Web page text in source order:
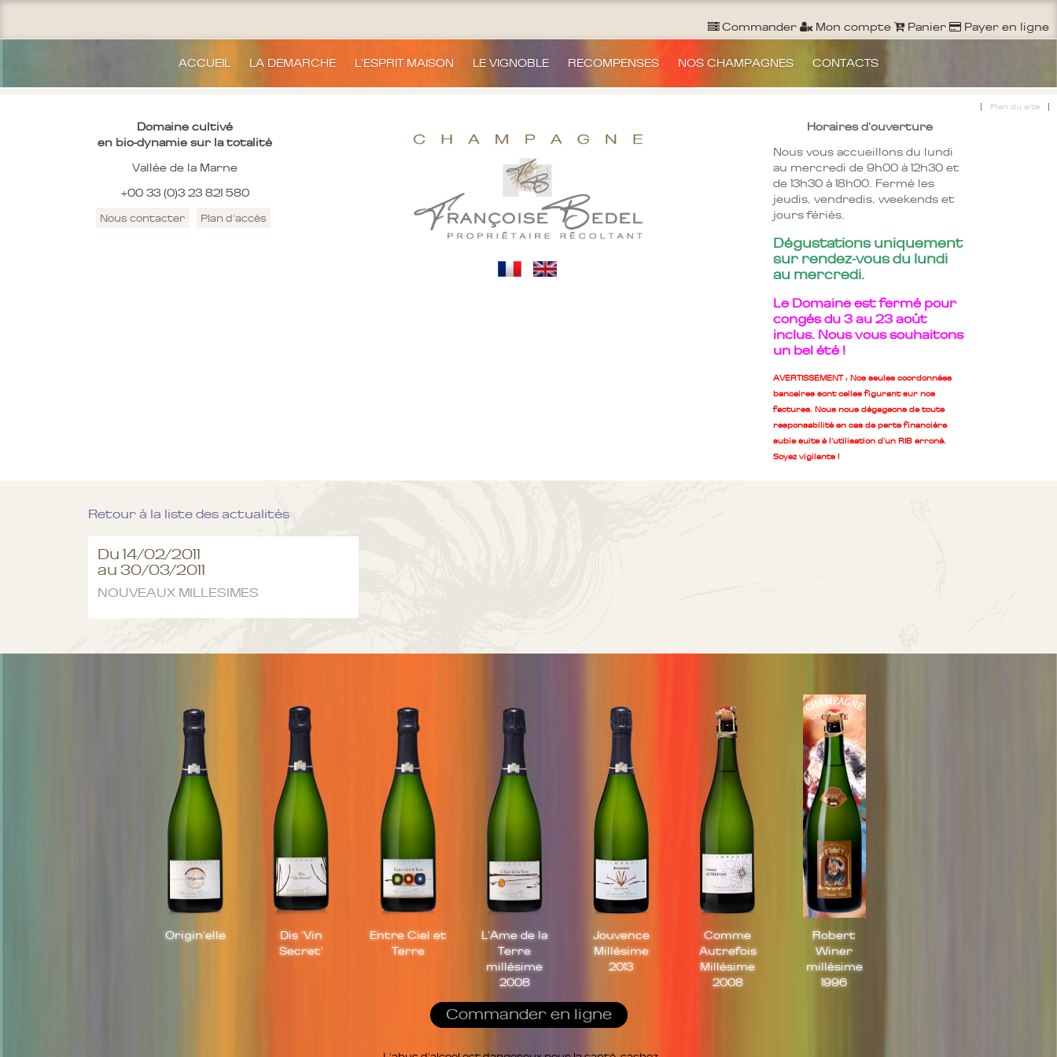
Commander Mon compte Panier Payer en ligne
ACCUEIL LA DEMARCHE L'ESPRIT MAISON LE VIGNOBLE RECOMPENSES NOS CHAMPAGNES CONTACTS
| Plan du site |
Domaine cultivé
en bio-dynamie sur la totalité
Vallée de la Marne
+00 33 (0)3 23 821 580
Nous contacter Plan d'accès
Horaires d'ouverture
Nous vous accueillons du lundi
au mercredi de 9h00 à 12h30 et
de 13h30 à 18h00. Fermé les
jeudis, vendredis, weekends et
jours fériés.
Dégustations uniquement
sur rendez-vous du lundi
au mercredi.
Le Domaine est fermé pour
congés du 3 au 23 août
inclus. Nous vous souhaitons
un bel été !
AVERTISSEMENT : Nos seules coordonnées
bancaires sont celles figurant sur nos
factures. Nous nous dégageons de toute
responsabilité en cas de perte financière
subie suite à l'utilisation d'un RIB erroné.
Soyez vigilants !
Retour à la liste des actualités
Du 14/02/2011
au 30/03/2011
NOUVEAUX MILLESIMES
Origin'elle
Dis 'Vin
Secret'
Entre Ciel et
Terre
L'Ame de la
Terre
millésime
2008
Jouvence
Millésime
2013
Comme
Autrefois
Millésime
2008
Robert
Winer
millésime
1996
Commander en ligne